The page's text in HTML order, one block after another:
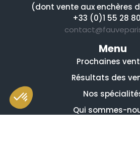
(dont vente aux enchères
+33 (0)1 55 28
Menu
Prochaines
Résultats des
Nos
Qui sommes-